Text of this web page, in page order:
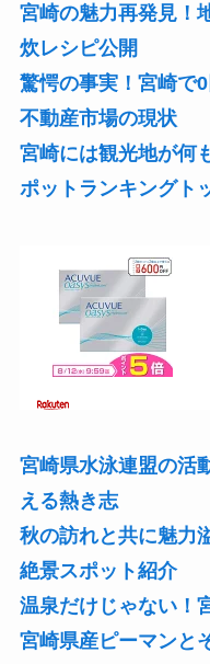
宮崎の魅力再発見！
炊レシピ公開
驚愕の事実！宮崎で
不動産市場の現状
宮崎には観光地が何
ポットランキングト
宮崎県水泳連盟の活
える熱き志
秋の訪れと共に魅力
絶景スポット紹介
温泉だけじゃない！
宮崎県産ピーマンと